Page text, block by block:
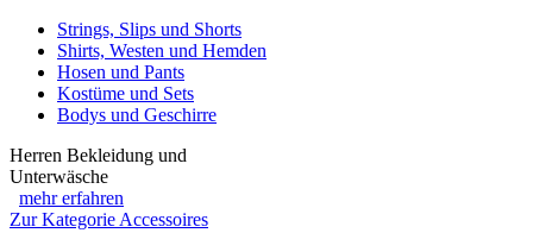
Strings, Slips und Shorts
Shirts, Westen und Hemden
Hosen und Pants
Kostüme und Sets
Bodys und Geschirre
Herren Bekleidung und
Unterwäsche
mehr erfahren
Zur Kategorie Accessoires